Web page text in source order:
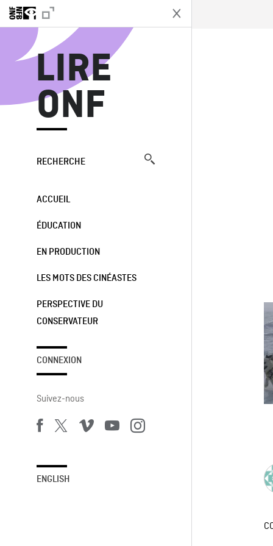
LIRE
ONF
RECHERCHE
ACCUEIL
ÉDUCATION
EN PRODUCTION
LES MOTS DES CINÉASTES
PERSPECTIVE DU
CONSERVATEUR
CONNEXION
Suivez-nous
ENGLISH